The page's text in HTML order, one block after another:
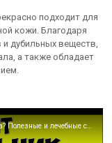
подходит для
кожи. Благодаря
дубильных веществ,
а также обладает
Что творит МОЖЖЕВЕЛЬНИК с организмом человека? Полезные и лечебные свойства можжевельника